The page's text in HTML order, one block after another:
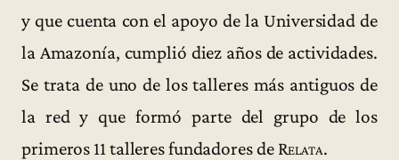
y que cuenta con el apoyo de la Universidad de
la Amazonía, cumplió diez años de actividades.
Se trata de uno de los talleres más antiguos de
la red y que formó parte del grupo de los
primeros 11 talleres fundadores de Relata.